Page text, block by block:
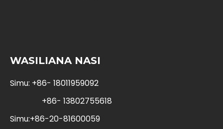
WASILIANA NASI
Simu: +86- 18011959092
+86- 13802755618
Simu:+86-20-81600059